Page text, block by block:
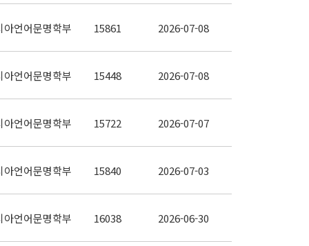
아언어문명학부 15861 2026-07-08
아언어문명학부 15448 2026-07-08
아언어문명학부 15722 2026-07-07
아언어문명학부 15840 2026-07-03
아언어문명학부 16038 2026-06-30